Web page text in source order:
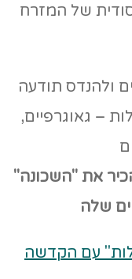
של המזרח
ולהנדס תודעה
– גאוגרפיים,
את "השכונה"
שלה
עם הקדשה